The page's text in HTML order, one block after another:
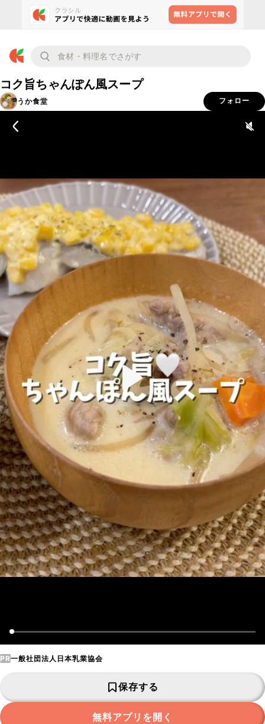
コク旨ちゃんぽん風スープ
うか食堂 フォロー
PR一般社団法人日本乳業協会
保存する
無料アプリを開く